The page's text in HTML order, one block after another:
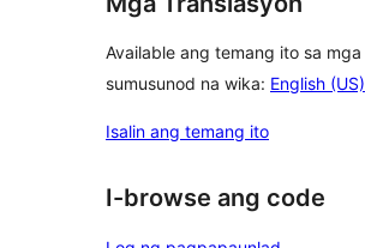
Available ang temang ito sa mga
sumusunod na wika: English (US)
Isalin ang temang ito
I-browse ang code